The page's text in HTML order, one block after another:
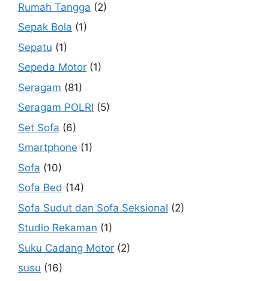
Rumah Tangga (2)
Sepak Bola (1)
Sepatu (1)
Sepeda Motor (1)
Seragam (81)
Seragam POLRI (5)
Set Sofa (6)
Smartphone (1)
Sofa (10)
Sofa Bed (14)
Sofa Sudut dan Sofa Seksional (2)
Studio Rekaman (1)
Suku Cadang Motor (2)
susu (16)